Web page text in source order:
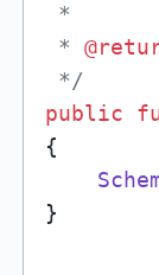
*
*
*/
public
{